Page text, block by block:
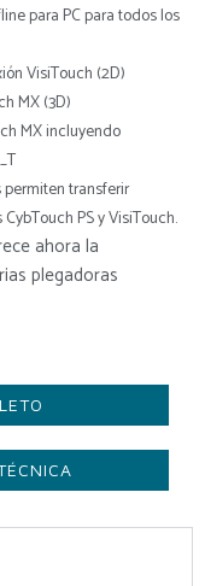
para PC para todos los
VisiTouch (2D)
MX (3D)
MX incluyendo
transferir
PS y VisiTouch.
ahora la
plegadoras